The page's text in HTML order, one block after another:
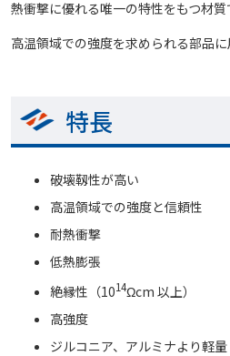
熱衝撃に優れる唯一の特性をもつ材質
高温領域での強度を求められる部品に
特長
破壊靱性が高い
高温領域での強度と信頼性
耐熱衝撃
低熱膨張
絶縁性（1014Ωcm 以上）
高強度
ジルコニア、アルミナより軽量